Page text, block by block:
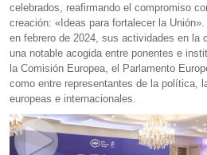
celebrados, reafirmando el compromiso
creación: «Ideas para fortalecer la
en febrero de 2024, sus actividades en la
una notable acogida entre ponentes e
la Comisión Europea, el Parlamento
como entre representantes de la política,
europeas e internacionales.